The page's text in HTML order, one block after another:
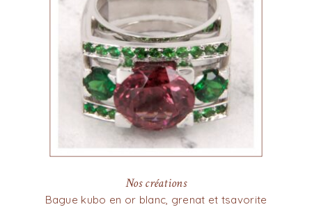
Nos créations
Bague kubo en or blanc, grenat et tsavorite